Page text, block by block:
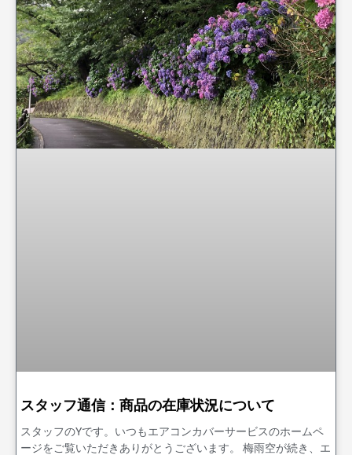
スタッフ通信：商品の在庫状況について
スタッフのYです。いつもエアコンカバーサービスのホームペ
ージをご覧いただきありがとうございます。 梅雨空が続き、エ